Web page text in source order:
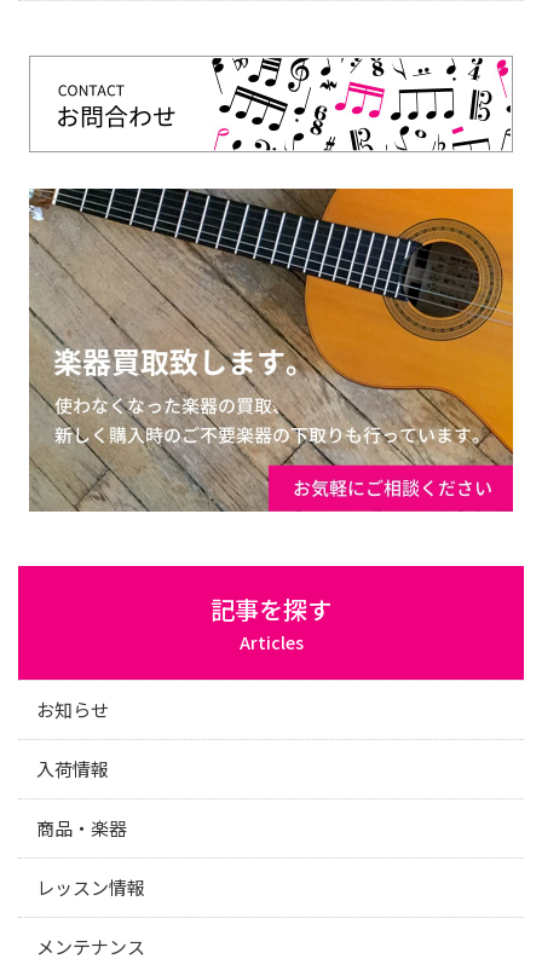
記事を探す
Articles
お知らせ
入荷情報
商品・楽器
レッスン情報
メンテナンス